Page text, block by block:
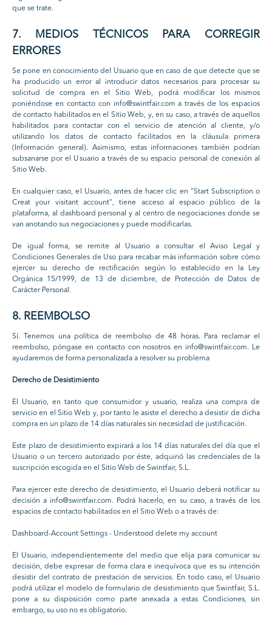
que se trate.
7. MEDIOS TÉCNICOS PARA CORREGIR
ERRORES
Se pone en conocimiento del Usuario que en caso de que detecte que se
ha producido un error al introducir datos necesarios para procesar su
solicitud de compra en el Sitio Web, podrá modificar los mismos
poniéndose en contacto con info@swintfair.com a través de los espacios
de contacto habilitados en el Sitio Web, y, en su caso, a través de aquellos
habilitados para contactar con el servicio de atención al cliente, y/o
utilizando los datos de contacto facilitados en la cláusula primera
(Información general). Asimismo, estas informaciones también podrían
subsanarse por el Usuario a través de su espacio personal de conexión al
Sitio Web.
En cualquier caso, el Usuario, antes de hacer clic en "Start Subscription o
Creat your visitant account", tiene acceso al espacio público de la
plataforma, al dashboard personal y al centro de negociaciones donde se
van anotando sus negociaciones y puede modificarlas.
De igual forma, se remite al Usuario a consultar el Aviso Legal y
Condiciones Generales de Uso para recabar más información sobre cómo
ejercer su derecho de rectificación según lo establecido en la Ley
Orgánica 15/1999, de 13 de diciembre, de Protección de Datos de
Carácter Personal.
8. REEMBOLSO
Sí. Tenemos una política de reembolso de 48 horas. Para reclamar el
reembolso, póngase en contacto con nosotros en info@swintfair.com. Le
ayudaremos de forma personalizada a resolver su problema
Derecho de Desistimiento
El Usuario, en tanto que consumidor y usuario, realiza una compra de
servicio en el Sitio Web y, por tanto le asiste el derecho a desistir de dicha
compra en un plazo de 14 días naturales sin necesidad de justificación.
Este plazo de desistimiento expirará a los 14 días naturales del día que el
Usuario o un tercero autorizado por éste, adquirió las credenciales de la
suscripción escogida en el Sitio Web de Swintfair, S.L.
Para ejercer este derecho de desistimiento, el Usuario deberá notificar su
decisión a info@swintfair.com. Podrá hacerlo, en su caso, a través de los
espacios de contacto habilitados en el Sitio Web o a través de:
Dashboard-Account Settings - Understood delete my account
El Usuario, independientemente del medio que elija para comunicar su
decisión, debe expresar de forma clara e inequívoca que es su intención
desistir del contrato de prestación de servicios. En todo caso, el Usuario
podrá utilizar el modelo de formulario de desistimiento que Swintfair, S.L.
pone a su disposición como parte anexada a estas Condiciones, sin
embargo, su uso no es obligatorio.